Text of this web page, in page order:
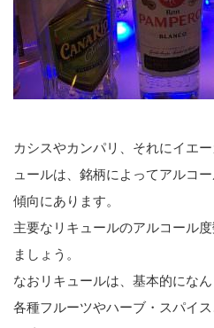
カシスやカンパリ、それにイエ
ュールは、銘柄によってアルコ
傾向にあります。
主要なリキュールのアルコール
ましょう。
なおリキュールは、基本的にな
各種フルーツやハーブ・スパイ